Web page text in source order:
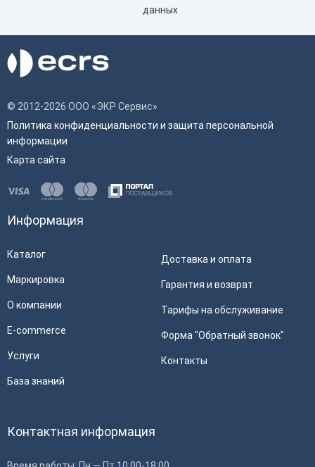
данных
© 2012-2026 ООО «ЭКР Сервис»
Политика конфиденциальности и защита персональной
информации
Карта сайта
Информация
Каталог
Маркировка
О компании
E-commerce
Услуги
База знаний
Доставка и оплата
Гарантия и возврат
Тарифы на обслуживание
Форма "Обратный звонок"
Контакты
Контактная информация